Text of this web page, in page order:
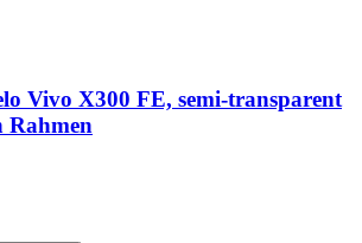
Vivo X300 FE, semi-transparent
Rahmen